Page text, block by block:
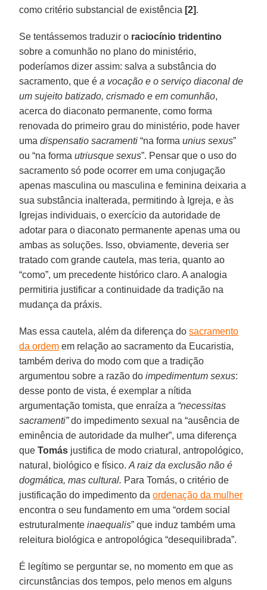
como critério substancial de existência [2].
Se tentássemos traduzir o raciocínio tridentino
sobre a comunhão no plano do ministério,
poderíamos dizer assim: salva a substância do
sacramento, que éa vocação e o serviço diaconal de
um sujeito batizado, crismado e em comunhão,
acerca do diaconato permanente, como forma
renovada do primeiro grau do ministério, pode haver
umadispensatio sacramenti “na formaunius sexus”
ou “na formautriusque sexus”. Pensar que o uso do
sacramento só pode ocorrer em uma conjugação
apenas masculina ou masculina e feminina deixaria a
sua substância inalterada, permitindo à Igreja, e às
Igrejas individuais, o exercício da autoridade de
adotar para o diaconato permanente apenas uma ou
ambas as soluções. Isso, obviamente, deveria ser
tratado com grande cautela, mas teria, quanto ao
“como”, um precedente histórico claro. A analogia
permitiria justificar a continuidade da tradição na
mudança da práxis.
Mas essa cautela, além da diferença dosacramento
da ordem em relação ao sacramento da Eucaristia,
também deriva do modo com que a tradição
argumentou sobre a razão doimpedimentum sexus:
desse ponto de vista, é exemplar a nítida
argumentação tomista, que enraíza a “necessitas
sacramenti”do impedimento sexual na “ausência de
eminência de autoridade da mulher”, uma diferença
queTomás justifica de modo criatural, antropológico,
natural, biológico e físico.A raiz da exclusão não é
dogmática, mas cultural. Para Tomás, o critério de
justificação do impedimento daordenação da mulher
encontra o seu fundamento em uma “ordem social
estruturalmenteinaequalis” que induz também uma
releitura biológica e antropológica “desequilibrada”.
É legítimo se perguntar se, no momento em que as
circunstâncias dos tempos, pelo menos em alguns